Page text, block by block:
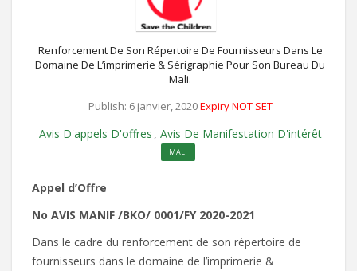
Renforcement De Son Répertoire De Fournisseurs Dans Le
Domaine De L’imprimerie & Sérigraphie Pour Son Bureau Du
Mali.
Publish: 6 janvier, 2020Expiry NOT SET
Avis D'appels D'offres Avis De Manifestation D'intérêt
MALI
Appel d’Offre
No AVIS MANIF /BKO/ 0001/FY 2020-2021
Dans le cadre du renforcement de son répertoire de
fournisseurs dans le domaine de l’imprimerie &